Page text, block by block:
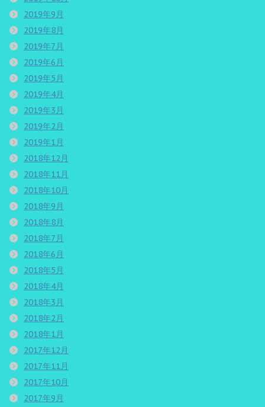
2019年9月
2019年8月
2019年7月
2019年6月
2019年5月
2019年4月
2019年3月
2019年2月
2019年1月
2018年12月
2018年11月
2018年10月
2018年9月
2018年8月
2018年7月
2018年6月
2018年5月
2018年4月
2018年3月
2018年2月
2018年1月
2017年12月
2017年11月
2017年10月
2017年9月